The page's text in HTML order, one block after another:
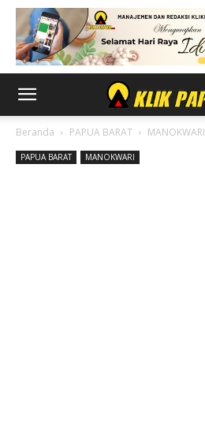
Beranda PAPUA BARAT MANOKWARI
PAPUA BARAT MANOKWARI